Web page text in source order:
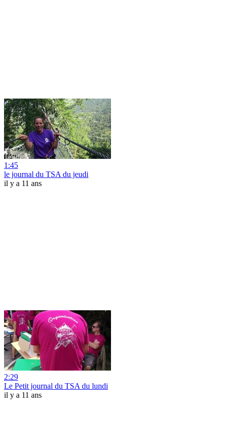
1:45
le journal du TSA du jeudi
il y a 11 ans
2:29
Le Petit journal du TSA du lundi
il y a 11 ans